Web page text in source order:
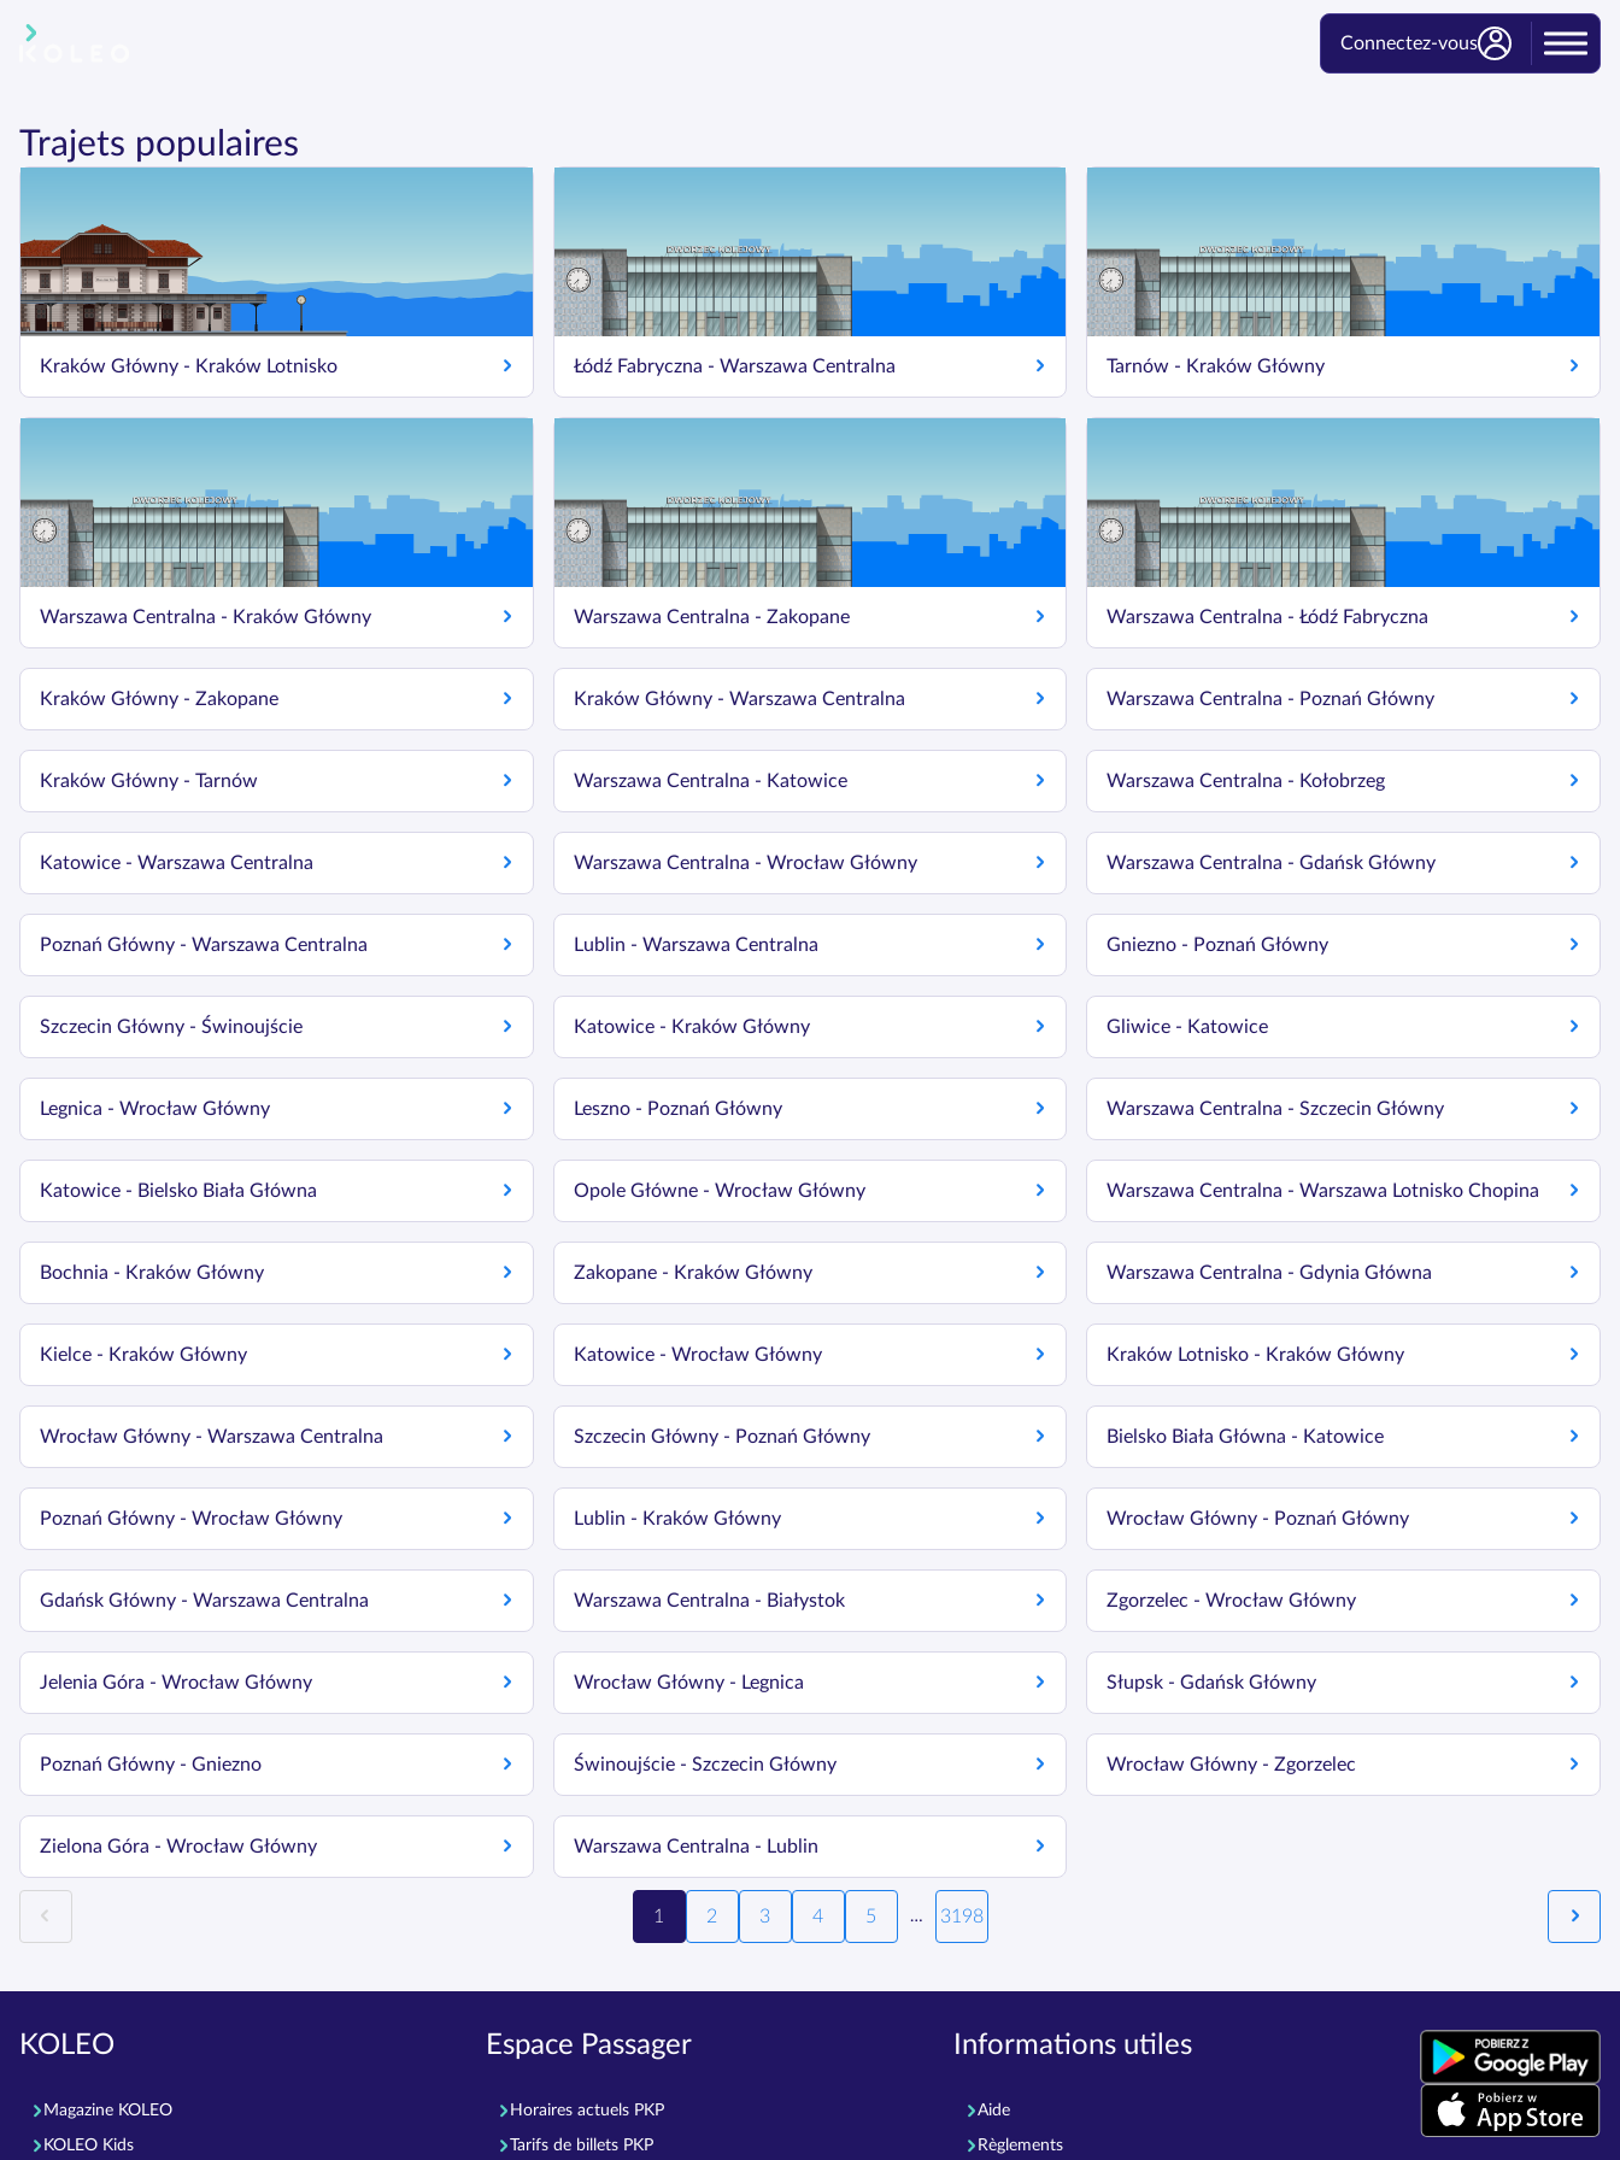
Connectez-vous
Trajets populaires
Kraków Główny - Kraków Lotnisko Łódź Fabryczna - Warszawa Centralna Tarnów - Kraków Główny
Warszawa Centralna - Kraków Główny Warszawa Centralna - Zakopane Warszawa Centralna - Łódź Fabryczna
Kraków Główny - Zakopane Kraków Główny - Warszawa Centralna Warszawa Centralna - Poznań Główny
Kraków Główny - Tarnów Warszawa Centralna - Katowice Warszawa Centralna - Kołobrzeg
Katowice - Warszawa Centralna Warszawa Centralna - Wrocław Główny Warszawa Centralna - Gdańsk Główny
Poznań Główny - Warszawa Centralna Lublin - Warszawa Centralna Gniezno - Poznań Główny
Szczecin Główny - Świnoujście Katowice - Kraków Główny Gliwice - Katowice
Legnica - Wrocław Główny Leszno - Poznań Główny Warszawa Centralna - Szczecin Główny
Katowice - Bielsko Biała Główna Opole Główne - Wrocław Główny Warszawa Centralna - Warszawa Lotnisko Chopina
Bochnia - Kraków Główny Zakopane - Kraków Główny Warszawa Centralna - Gdynia Główna
Kielce - Kraków Główny Katowice - Wrocław Główny Kraków Lotnisko - Kraków Główny
Wrocław Główny - Warszawa Centralna Szczecin Główny - Poznań Główny Bielsko Biała Główna - Katowice
Poznań Główny - Wrocław Główny Lublin - Kraków Główny Wrocław Główny - Poznań Główny
Gdańsk Główny - Warszawa Centralna Warszawa Centralna - Białystok Zgorzelec - Wrocław Główny
Jelenia Góra - Wrocław Główny Wrocław Główny - Legnica Słupsk - Gdańsk Główny
Poznań Główny - Gniezno Świnoujście - Szczecin Główny Wrocław Główny - Zgorzelec
Zielona Góra - Wrocław Główny Warszawa Centralna - Lublin
1 2 3 4 5 … 3198
KOLEO
Magazine KOLEO
KOLEO Kids
Espace Passager
Horaires actuels PKP
Tarifs de billets PKP
Informations utiles
Aide
Règlements